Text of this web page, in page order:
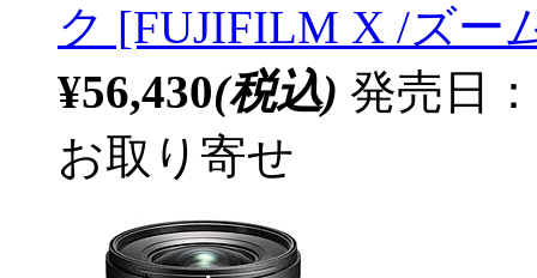
ク [FUJIFILM X /ズー
¥56,430(税込) 発売日
お取り寄せ